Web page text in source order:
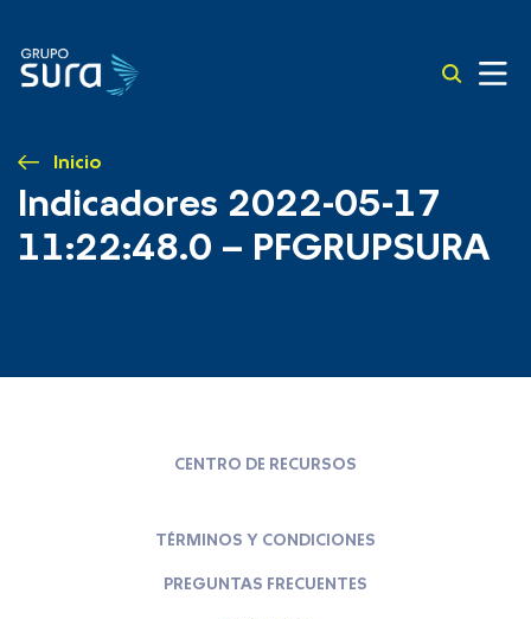
Inicio
Indicadores 2022-05-17
11:22:48.0 – PFGRUPSURA
CENTRO DE RECURSOS
TÉRMINOS Y CONDICIONES
PREGUNTAS FRECUENTES